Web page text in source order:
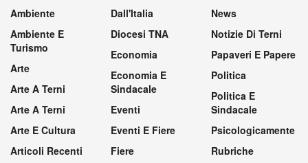
Ambiente
Ambiente E
Turismo
Arte
Arte A Terni
Arte A Terni
Arte E Cultura
Articoli Recenti
Dall'Italia
Diocesi TNA
Economia
Economia E
Sindacale
Eventi
Eventi E Fiere
Fiere
News
Notizie Di Terni
Papaveri E Papere
Politica
Politica E
Sindacale
Psicologicamente
Rubriche